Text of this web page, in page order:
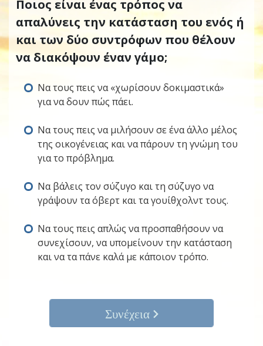
Ποιος είναι ένας τρόπος να
απαλύνεις την κατάσταση του ενός ή
και των δύο συντρόφων που θέλουν
να διακόψουν έναν γάμο;
Να τους πεις να «χωρίσουν δοκιμαστικά»
για να δουν πώς πάει.
Να τους πεις να μιλήσουν σε ένα άλλο μέλος
της οικογένειας και να πάρουν τη γνώμη του
για το πρόβλημα.
Να βάλεις τον σύζυγο και τη σύζυγο να
γράψουν τα όβερτ και τα γουίθχολντ τους.
Να τους πεις απλώς να προσπαθήσουν να
συνεχίσουν, να υπομείνουν την κατάσταση
και να τα πάνε καλά με κάποιον τρόπο.
Συνέχεια